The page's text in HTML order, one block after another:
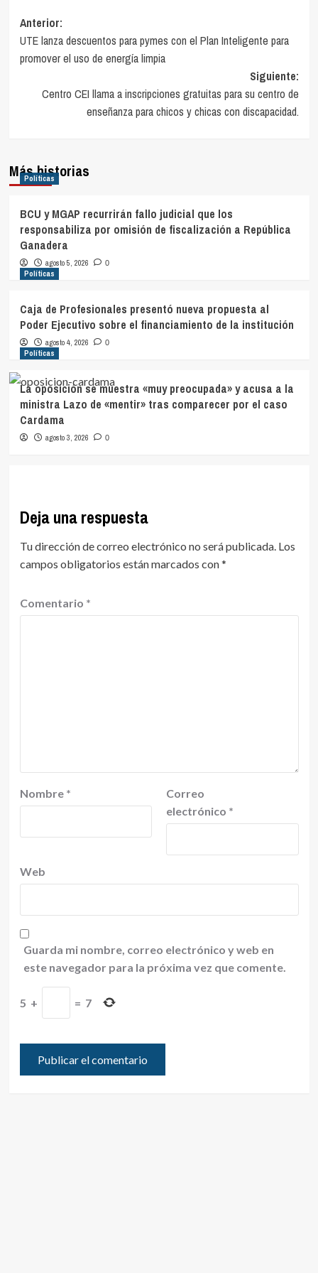
Navegación
de
entradas
Anterior:
UTE lanza descuentos para pymes con el Plan Inteligente para
promover el uso de energía limpia
Siguiente:
Centro CEI llama a inscripciones gratuitas para su centro de
enseñanza para chicos y chicas con discapacidad.
Más historias
Políticas
BCU y MGAP recurrirán fallo judicial que los
responsabiliza por omisión de fiscalización a República
Ganadera
agosto 5, 2026 0
Políticas
Caja de Profesionales presentó nueva propuesta al
Poder Ejecutivo sobre el financiamiento de la institución
agosto 4, 2026 0
Políticas
La oposición se muestra «muy preocupada» y acusa a la
ministra Lazo de «mentir» tras comparecer por el caso
Cardama
agosto 3, 2026 0
Deja una respuesta
Tu dirección de correo electrónico no será publicada. Los
campos obligatorios están marcados con*
Comentario *
Nombre *
Correo
electrónico *
Web
Guarda mi nombre, correo electrónico y web en
este navegador para la próxima vez que comente.
5 + = 7